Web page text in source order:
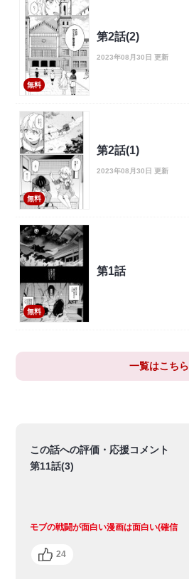
無料
第2話(2)
2023年08月30日 更新
無料
第2話(1)
2023年08月30日 更新
無料
第1話
一覧はこちら
この話への評価・応援コメント
第11話(3)
モブの戦闘が面白い漫画は面白い(確信
24